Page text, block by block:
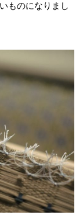
ものになりまし